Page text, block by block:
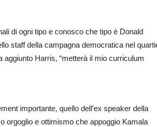
di ogni tipo e conosco che tipo è Donald
staff della campagna democratica nel
Harris, “metterà il mio curriculum
importante, quello dell’ex speaker della
orgoglio e ottimismo che appoggio Kamala